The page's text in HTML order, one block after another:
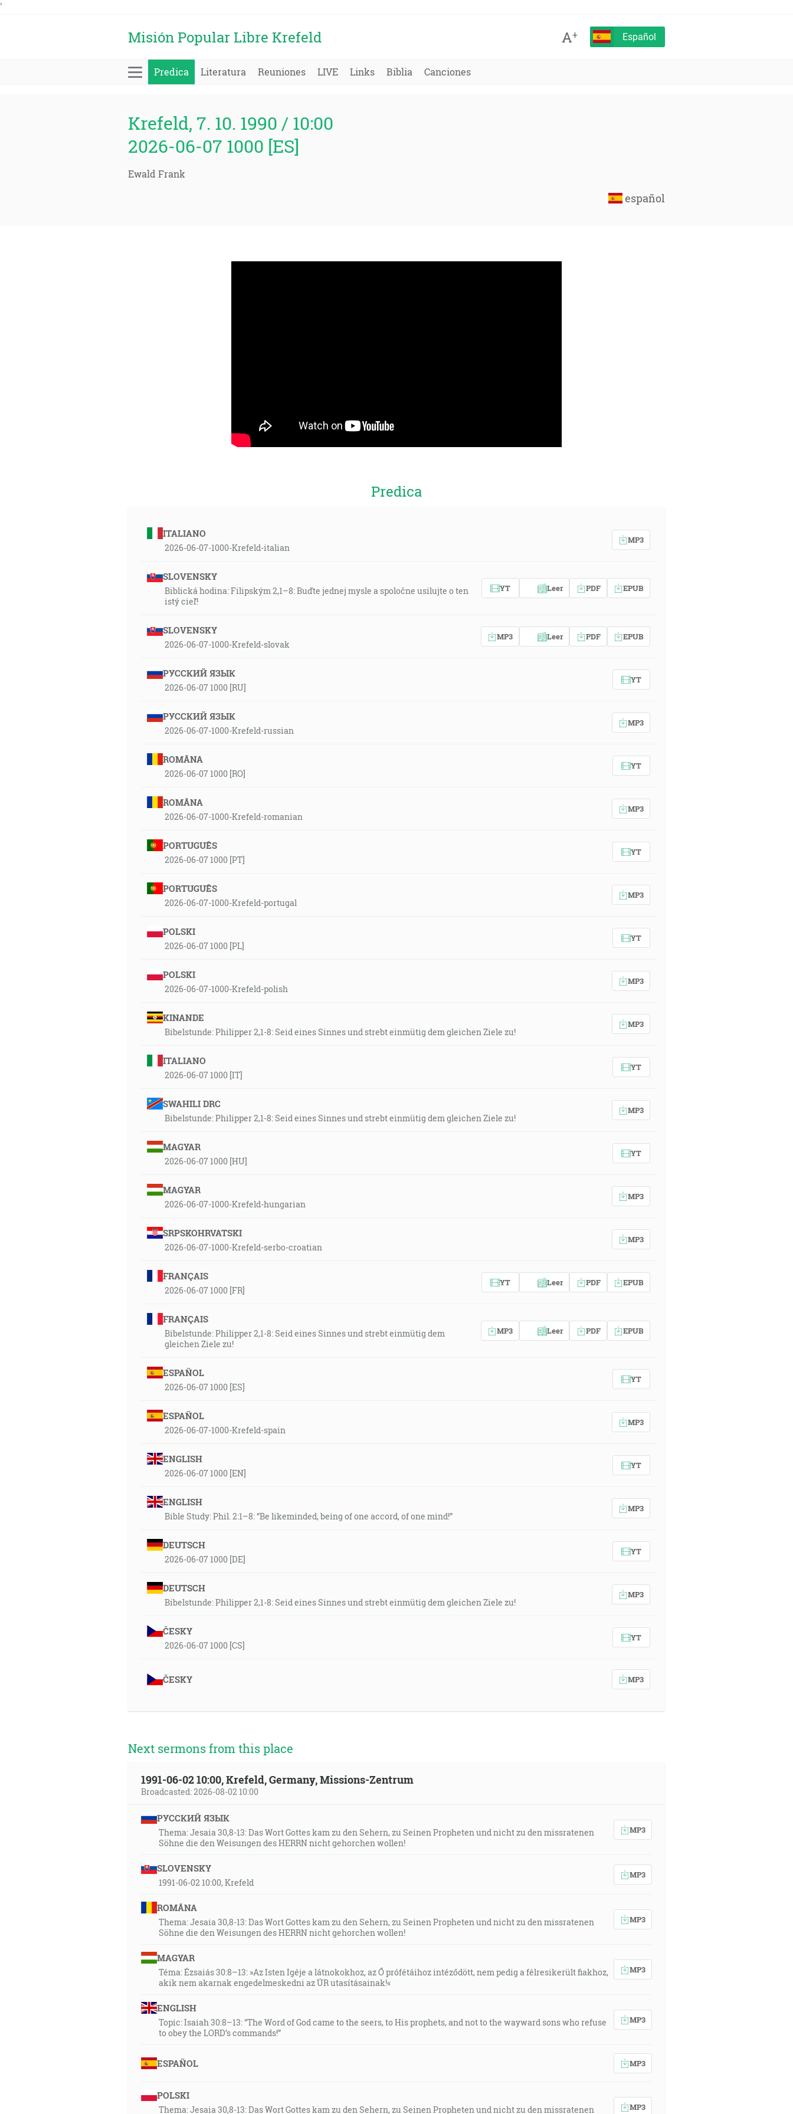
'
Misión Popular Libre Krefeld A+ Español
Predica Literatura Reuniones LIVE Links Biblia Canciones
Krefeld, 7. 10. 1990 / 10:00
2026-06-07 1000 [ES]
Ewald Frank
español
Predica
ITALIANO
2026-06-07-1000-Krefeld-italian
MP3
SLOVENSKY
Biblická hodina: Filipským 2,1–8: Buďte jednej mysle a spoločne usilujte o ten
istý cieľ!
YT Leer PDF EPUB
SLOVENSKY
2026-06-07-1000-Krefeld-slovak
MP3 Leer PDF EPUB
РУССКИЙ ЯЗЫК
2026-06-07 1000 [RU]
YT
РУССКИЙ ЯЗЫК
2026-06-07-1000-Krefeld-russian
MP3
ROMÂNA
2026-06-07 1000 [RO]
YT
ROMÂNA
2026-06-07-1000-Krefeld-romanian
MP3
PORTUGUÊS
2026-06-07 1000 [PT]
YT
PORTUGUÊS
2026-06-07-1000-Krefeld-portugal
MP3
POLSKI
2026-06-07 1000 [PL]
YT
POLSKI
2026-06-07-1000-Krefeld-polish
MP3
KINANDE
Bibelstunde: Philipper 2,1-8: Seid eines Sinnes und strebt einmütig dem gleichen Ziele zu!
MP3
ITALIANO
2026-06-07 1000 [IT]
YT
SWAHILI DRC
Bibelstunde: Philipper 2,1-8: Seid eines Sinnes und strebt einmütig dem gleichen Ziele zu!
MP3
MAGYAR
2026-06-07 1000 [HU]
YT
MAGYAR
2026-06-07-1000-Krefeld-hungarian
MP3
SRPSKOHRVATSKI
2026-06-07-1000-Krefeld-serbo-croatian
MP3
FRANÇAIS
2026-06-07 1000 [FR]
YT Leer PDF EPUB
FRANÇAIS
Bibelstunde: Philipper 2,1-8: Seid eines Sinnes und strebt einmütig dem
gleichen Ziele zu!
MP3 Leer PDF EPUB
ESPAÑOL
2026-06-07 1000 [ES]
YT
ESPAÑOL
2026-06-07-1000-Krefeld-spain
MP3
ENGLISH
2026-06-07 1000 [EN]
YT
ENGLISH
Bible Study: Phil. 2:1–8: “Be likeminded, being of one accord, of one mind!”
MP3
DEUTSCH
2026-06-07 1000 [DE]
YT
DEUTSCH
Bibelstunde: Philipper 2,1-8: Seid eines Sinnes und strebt einmütig dem gleichen Ziele zu!
MP3
ČESKY
2026-06-07 1000 [CS]
YT
ČESKY MP3
Next sermons from this place
1991-06-02 10:00, Krefeld, Germany, Missions-Zentrum
Broadcasted: 2026-08-02 10:00
РУССКИЙ ЯЗЫК
Thema: Jesaia 30,8-13: Das Wort Gottes kam zu den Sehern, zu Seinen Propheten und nicht zu den missratenen
Söhne die den Weisungen des HERRN nicht gehorchen wollen!
MP3
SLOVENSKY
1991-06-02 10:00, Krefeld
MP3
ROMÂNA
Thema: Jesaia 30,8-13: Das Wort Gottes kam zu den Sehern, zu Seinen Propheten und nicht zu den missratenen
Söhne die den Weisungen des HERRN nicht gehorchen wollen!
MP3
MAGYAR
Téma: Ézsaiás 30:8–13: »Az Isten Igéje a látnokokhoz, az Ő prófétáihoz intéződött, nem pedig a félresikerült fiakhoz,
akik nem akarnak engedelmeskedni az ÚR utasításainak!«
MP3
ENGLISH
Topic: Isaiah 30:8–13: “The Word of God came to the seers, to His prophets, and not to the wayward sons who refuse
to obey the LORD’s commands!”
MP3
ESPAÑOL MP3
POLSKI
Thema: Jesaia 30,8-13: Das Wort Gottes kam zu den Sehern, zu Seinen Propheten und nicht zu den missratenen MP3